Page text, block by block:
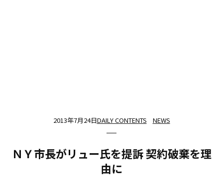
2013年7月24日DAILY CONTENTS NEWS
ＮＹ市長がリュー氏を提訴 契約破棄を理
由に